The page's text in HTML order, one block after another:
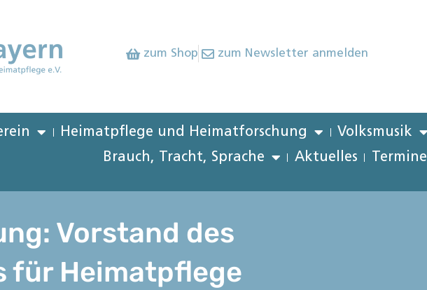
zum Shop zum Newsletter anmelden
Heimatpflege und Heimatforschung Volksmusik
Brauch, Tracht, Sprache
Aktuelles Termine
Vorstand des
für Heimatpflege